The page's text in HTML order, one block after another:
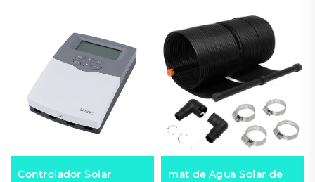
Controlador Solar
mat de Agua Solar de